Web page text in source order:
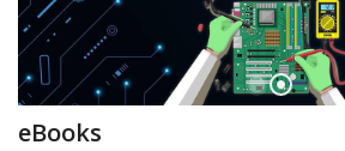
eBooks